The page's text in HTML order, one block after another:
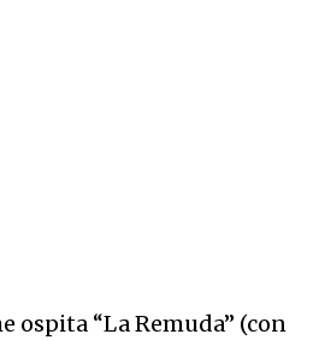
ospita “La Remuda” (con